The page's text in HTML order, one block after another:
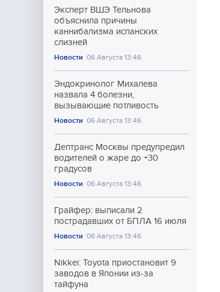
Эксперт ВШЭ Тельнова
объяснила причины
каннибализма испанских
слизней
Новости 06 Августа 13:46
Эндокринолог Михалева
назвала 4 болезни,
вызывающие потливость
Новости 06 Августа 13:46
Дептранс Москвы предупредил
водителей о жаре до +30
градусов
Новости 06 Августа 13:46
Грайфер: выписали 2
пострадавших от БПЛА 16 июля
Новости 06 Августа 13:46
Nikkei: Toyota приостановит 9
заводов в Японии из-за
тайфуна